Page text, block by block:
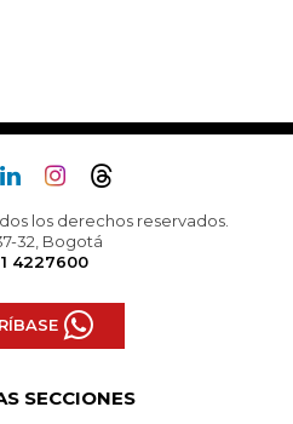
los derechos reservados.
32, Bogotá
1 4227600
SECCIONES